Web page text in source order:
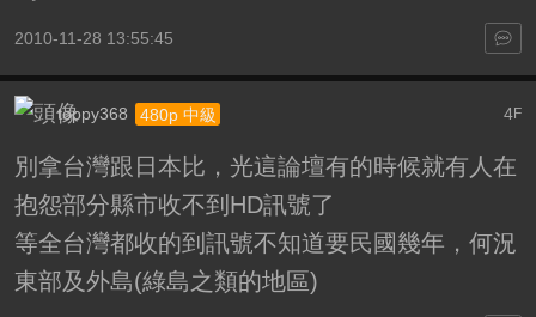
2010-11-28 13:55:45
4F
toppy368 480p 中級
別拿台灣跟日本比，光這論壇有的時候就有人在
抱怨部分縣市收不到HD訊號了
等全台灣都收的到訊號不知道要民國幾年，何況
東部及外島(綠島之類的地區)